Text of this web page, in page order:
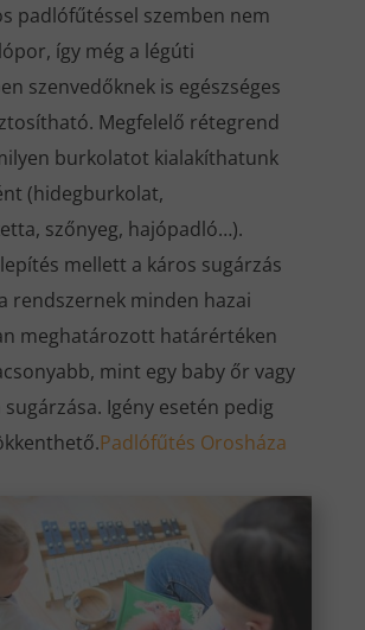
padlófűtéssel szemben nem
így még a légúti
szenvedőknek is egészséges
Megfelelő rétegrend
burkolatot kialakíthatunk
(hidegburkolat,
szőnyeg, hajópadló…).
mellett a káros sugárzás
rendszernek minden hazai
meghatározott határértéken
mint egy baby őr vagy
Igény esetén pedig
Padlófűtés Orosháza